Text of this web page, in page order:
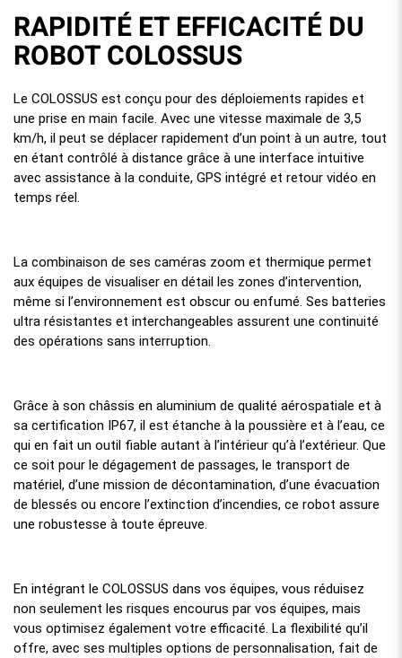
RAPIDITÉ ET EFFICACITÉ DU
ROBOT COLOSSUS
Le COLOSSUS est conçu pour des déploiements rapides et
une prise en main facile. Avec une vitesse maximale de 3,5
km/h, il peut se déplacer rapidement d’un point à un autre, tout
en étant contrôlé à distance grâce à une interface intuitive
avec assistance à la conduite, GPS intégré et retour vidéo en
temps réel.
La combinaison de ses caméras zoom et thermique permet
aux équipes de visualiser en détail les zones d’intervention,
même si l’environnement est obscur ou enfumé. Ses batteries
ultra résistantes et interchangeables assurent une continuité
des opérations sans interruption.
Grâce à son châssis en aluminium de qualité aérospatiale et à
sa certification IP67, il est étanche à la poussière et à l’eau, ce
qui en fait un outil fiable autant à l’intérieur qu’à l’extérieur. Que
ce soit pour le dégagement de passages, le transport de
matériel, d’une mission de décontamination, d’une évacuation
de blessés ou encore l’extinction d’incendies, ce robot assure
une robustesse à toute épreuve.
En intégrant le COLOSSUS dans vos équipes, vous réduisez
non seulement les risques encourus par vos équipes, mais
vous optimisez également votre efficacité. La flexibilité qu’il
offre, avec ses multiples options de personnalisation, fait de